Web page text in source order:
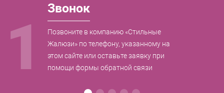
1
Звонок
Позвоните в компанию «Стильные
Жалюзи» по телефону, указанному на
этом сайте или оставьте заявку при
помощи формы обратной связи